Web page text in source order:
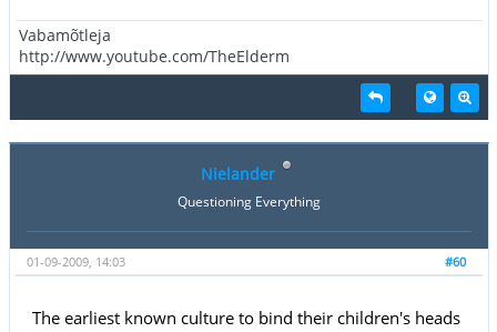
Vabamõtleja
http://www.youtube.com/TheElderm
Nielander
Questioning Everything
#60
01-09-2009, 14:03
The earliest known culture to bind their children's heads